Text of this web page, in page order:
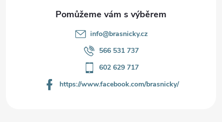
info@brasnicky.cz
566 531 737
602 629 717
https://www.facebook.com/brasnicky/